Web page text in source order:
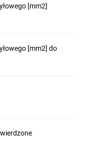
[mm2]
[mm2] do